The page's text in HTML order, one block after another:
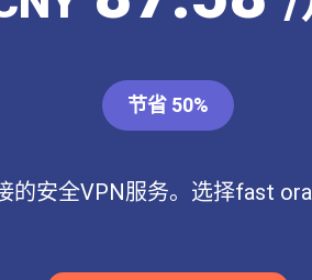
节省 50%
安全VPN服务。选择fast